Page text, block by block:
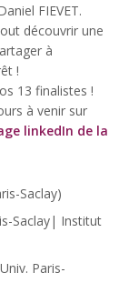
FIEVET.
découvrir une
à
!
13 finalistes !
à venir sur
linkedIn de la
Saclay)
Saclay| Institut
Paris-